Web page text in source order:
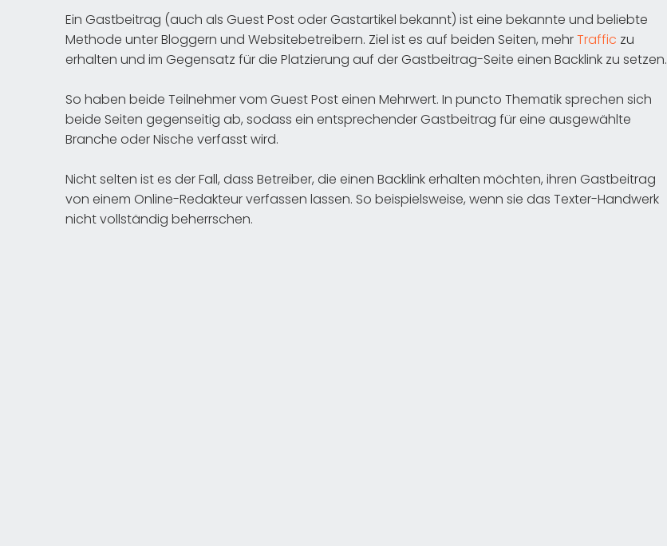
Ein Gastbeitrag (auch als Guest Post oder Gastartikel bekannt) ist eine bekannte und beliebte
Methode unter Bloggern und Websitebetreibern. Ziel ist es auf beiden Seiten, mehrTraffic zu
erhalten und im Gegensatz für die Platzierung auf der Gastbeitrag-Seite einen Backlink zu setzen.
So haben beide Teilnehmer vom Guest Post einen Mehrwert. In puncto Thematik sprechen sich
beide Seiten gegenseitig ab, sodass ein entsprechender Gastbeitrag für eine ausgewählte
Branche oder Nische verfasst wird.
Nicht selten ist es der Fall, dass Betreiber, die einen Backlink erhalten möchten, ihren Gastbeitrag
von einem Online-Redakteur verfassen lassen. So beispielsweise, wenn sie das Texter-Handwerk
nicht vollständig beherrschen.